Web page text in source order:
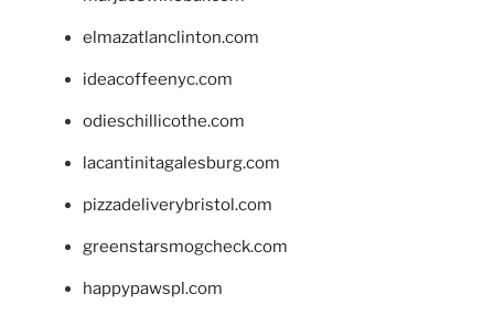
elmazatlanclinton.com
ideacoffeenyc.com
odieschillicothe.com
lacantinitagalesburg.com
pizzadeliverybristol.com
greenstarsmogcheck.com
happypawspl.com